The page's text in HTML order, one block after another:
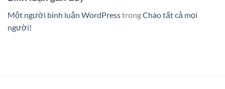
Một người bình luận WordPresstrongChào tất cả mọi
người!